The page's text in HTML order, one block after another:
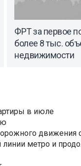
ФРТ за первое
более 8 тыс.
недвижимости
в июле
движения
метро и